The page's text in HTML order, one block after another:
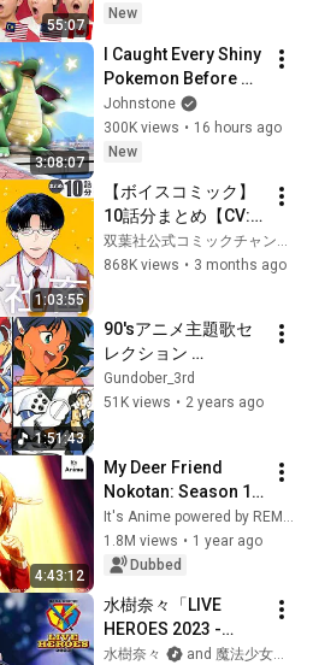
55:07
New
3:08:07
I Caught Every Shiny
Pokemon Before
Each Rank (Legends
ZA)
Johnstone
300K views • 16 hours ago
New
1:03:55
【ボイスコミック】
10話分まとめ【CV:
花江夏樹＆八代拓】
No.1ホスト×限界社
ん！『ホストと社
畜』【イッキ見!】
双葉社公式コミックチャンネル
868K views • 3 months ago
1:51:43
90'sアニメ主題歌セ
レクション
RB001【三日月コネ
クション】
Gundober_3rd
51K views • 2 years ago
4:43:12
My Deer Friend
Nokotan: Season 1
Complete (12
Episodes) | MULTI-
SUB [#ItsAnime]
1.8M views • 1 year ago
Dubbed
水樹奈々「LIVE
HEROES 2023 -
LIGHTNING
水樹奈々
and 魔法少女リリカルなのは YouTube OFFICIAL CHANNEL